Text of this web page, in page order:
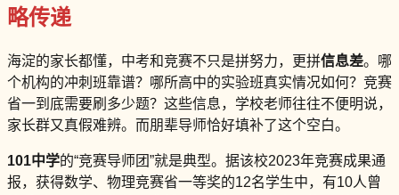
略传递
海淀的家长都懂，中考和竞赛不只是拼努力，更拼信息差。哪
个机构的冲刺班靠谱？哪所高中的实验班真实情况如何？竞赛
省一到底需要刷多少题？这些信息，学校老师往往不便明说，
家长群又真假难辨。而朋辈导师恰好填补了这个空白。
101中学的“竞赛导师团”就是典型。据该校2023年竞赛成果通
报，获得数学、物理竞赛省一等奖的12名学生中，有10人曾